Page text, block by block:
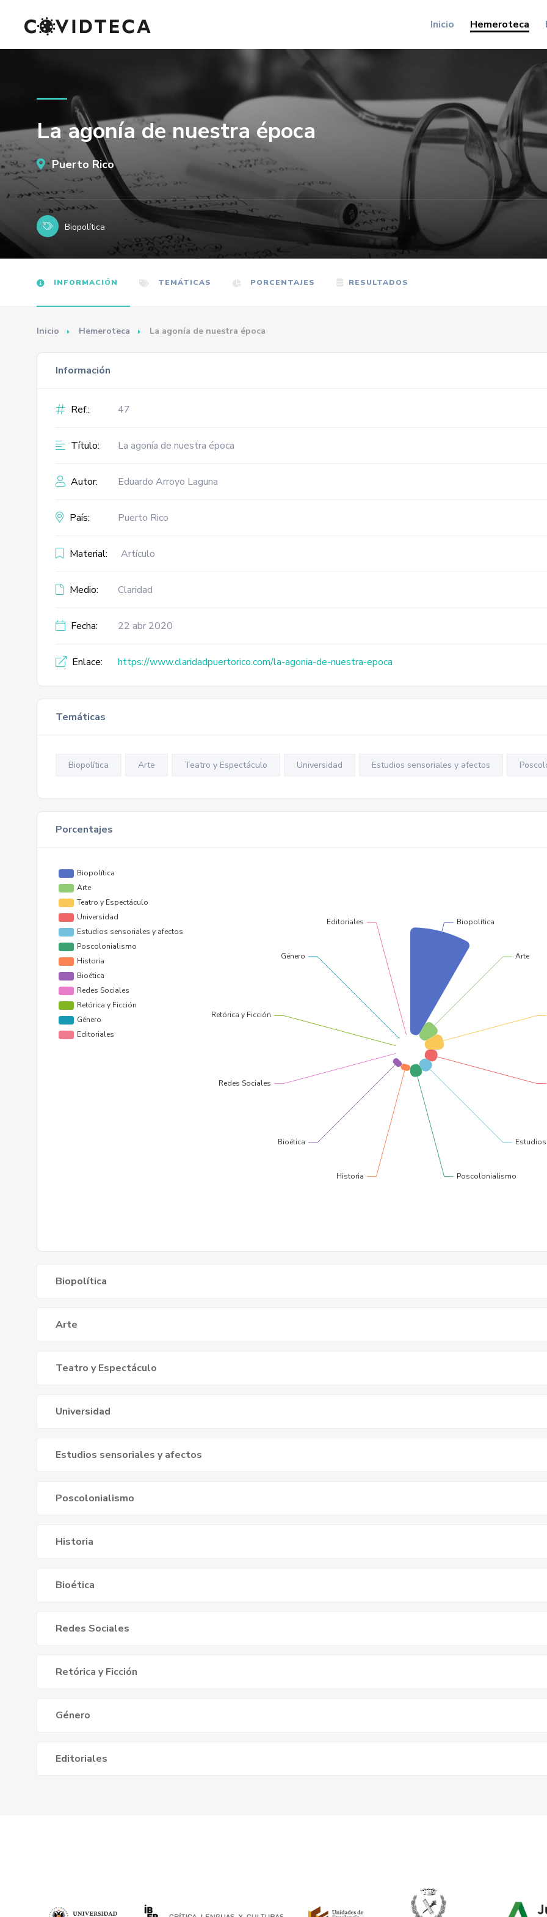
Inicio Hemeroteca
La agonía de nuestra época
Puerto Rico
Biopolítica
INFORMACIÓN TEMÁTICAS PORCENTAJES RESULTADOS
Inicio Hemeroteca La agonía de nuestra época
Información
Ref.: 47
Título: La agonía de nuestra época
Autor: Eduardo Arroyo Laguna
País: Puerto Rico
Material: Artículo
Medio: Claridad
Fecha: 22 abr 2020
Enlace: https://www.claridadpuertorico.com/la-agonia-de-nuestra-epoca
Temáticas
Biopolítica Arte Teatro y Espectáculo Universidad Estudios sensoriales y afectos
Porcentajes
Biopolítica
Arte
Teatro y Espectáculo
Universidad
Estudios sensoriales y afectos
Poscolonialismo
Historia
Bioética
Redes Sociales
Retórica y Ficción
Género
Editoriales